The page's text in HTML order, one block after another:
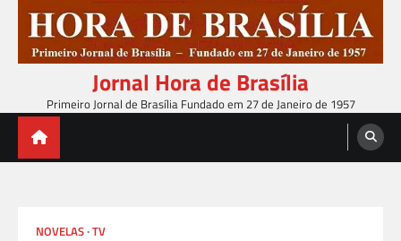
content
Jornal Hora de Brasília
Primeiro Jornal de Brasília Fundado em 27 de Janeiro de 1957
NOVELAS TV